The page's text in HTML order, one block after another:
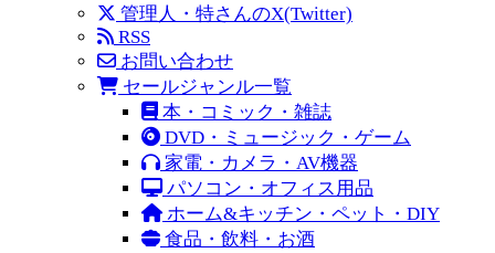
管理人・特さんのX(Twitter)
RSS
お問い合わせ
セールジャンル一覧
本・コミック・雑誌
DVD・ミュージック・ゲーム
家電・カメラ・AV機器
パソコン・オフィス用品
ホーム&キッチン・ペット・DIY
食品・飲料・お酒